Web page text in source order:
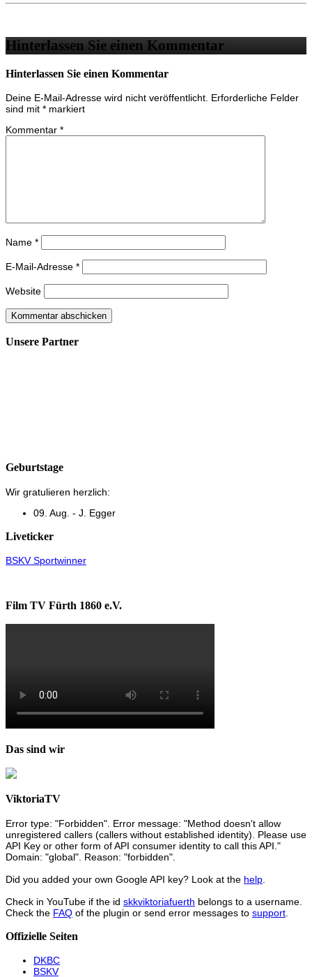
Hinterlassen Sie einen Kommentar
Hinterlassen Sie einen Kommentar
Deine E-Mail-Adresse wird nicht veröffentlicht. Erforderliche Felder
sind mit * markiert
Kommentar *
Name *
E-Mail-Adresse *
Website
Unsere Partner
Geburtstage
Wir gratulieren herzlich:
09. Aug. - J. Egger
Liveticker
BSKV Sportwinner
Film TV Fürth 1860 e.V.
Das sind wir
ViktoriaTV
Error type: "Forbidden". Error message: "Method doesn't allow
unregistered callers (callers without established identity). Please use
API Key or other form of API consumer identity to call this API."
Domain: "global". Reason: "forbidden".
Did you added your own Google API key? Look at the help
Check in YouTube if the id skkviktoriafuerth belongs to a username.
Check the FAQ of the plugin or send error messages to support
Offizielle Seiten
DKBC
BSKV